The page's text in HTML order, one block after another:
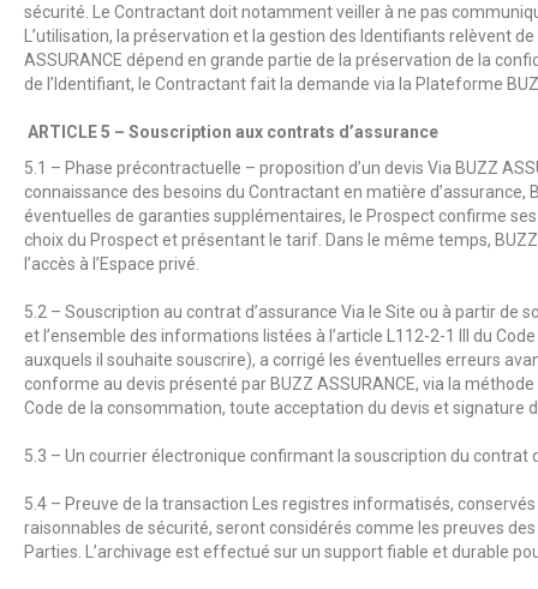
sécurité. Le Contractant doit notamment veiller à ne pas
L’utilisation, la préservation et la gestion des Identifiants relèvent
ASSURANCE dépend en grande partie de la préservation de la
de l’Identifiant, le Contractant fait la demande via la Plateforme
ARTICLE 5 – Souscription aux contrats d’assurance
5.1 – Phase précontractuelle – proposition d’un devis Via BUZZ
connaissance des besoins du Contractant en matière d’assurance,
éventuelles de garanties supplémentaires, le Prospect confirme
choix du Prospect et présentant le tarif. Dans le même temps,
l’accès à l’Espace privé.
5.2 – Souscription au contrat d’assurance Via le Site ou à partir de
et l’ensemble des informations listées à l’article L112-2-1 III du
auxquels il souhaite souscrire), a corrigé les éventuelles erreurs
conforme au devis présenté par BUZZ ASSURANCE, via la
Code de la consommation, toute acceptation du devis et signature
5.3 – Un courrier électronique confirmant la souscription du contrat
5.4 – Preuve de la transaction Les registres informatisés,
raisonnables de sécurité, seront considérés comme les preuves
Parties. L’archivage est effectué sur un support fiable et durable